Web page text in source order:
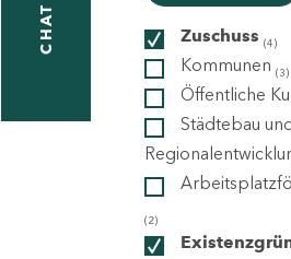
CHAT Zuschuss (4)
Kommunen (3)
Öffentliche
Städtebau und
(2)